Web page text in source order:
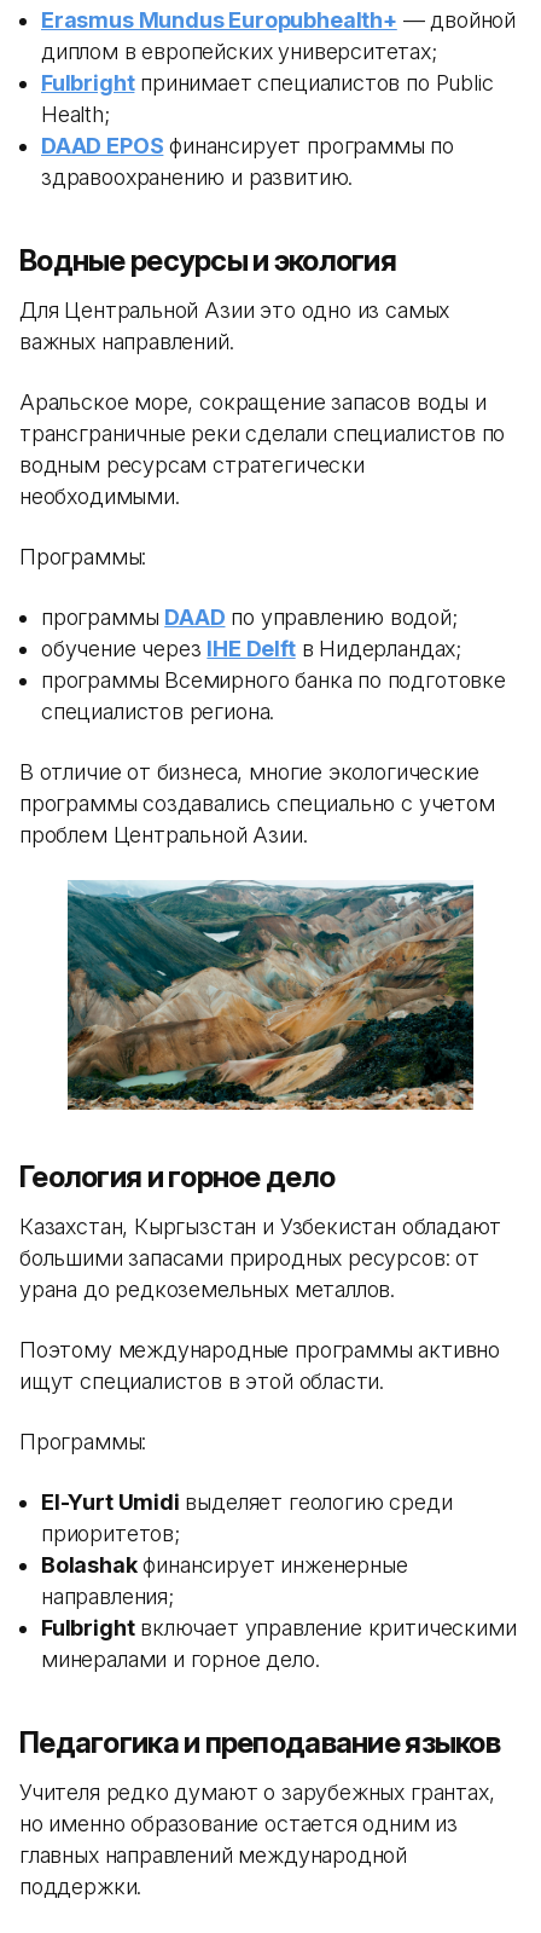
Erasmus Mundus Europubhealth+ — двойной
диплом в европейских университетах;
Fulbrightпринимает специалистов по Public
Health;
DAAD EPOS финансирует программы по
здравоохранению и развитию.
Водные ресурсы и экология
Для Центральной Азии это одно из самых
важных направлений.
Аральское море, сокращение запасов воды и
трансграничные реки сделали специалистов по
водным ресурсам стратегически
необходимыми.
Программы:
программы DAAD по управлению водой;
обучение через IHE Delftв Нидерландах;
программы Всемирного банка по подготовке
специалистов региона.
В отличие от бизнеса, многие экологические
программы создавались специально с учетом
проблем Центральной Азии.
Геология и горное дело
Казахстан, Кыргызстан и Узбекистан обладают
большими запасами природных ресурсов: от
урана до редкоземельных металлов.
Поэтому международные программы активно
ищут специалистов в этой области.
Программы:
El-Yurt Umidi выделяет геологию среди
приоритетов;
Bolashakфинансирует инженерные
направления;
Fulbrightвключает управление критическими
минералами и горное дело.
Педагогика и преподавание языков
Учителя редко думают о зарубежных грантах,
но именно образование остается одним из
главных направлений международной
поддержки.